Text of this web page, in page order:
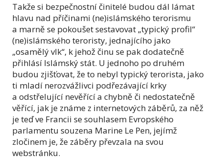
Takže si bezpečnostní činitelé budou dál lámat
hlavu nad příčinami (ne)islámského terorismu
a marně se pokoušet sestavovat „typický profil“
(ne)islámského teroristy, jednajícího jako
„osamělý vlk“, k jehož činu se pak dodatečně
přihlásí Islámský stát. U jednoho po druhém
budou zjišťovat, že to nebyl typický terorista, jako
ti mladí nerozvážlivci podřezávající krky
a odstřelující nevěřící a chybně či nedostatečně
věřící, jak je známe z internetových záběrů, za něž
je teď ve Francii se souhlasem Evropského
parlamentu souzena Marine Le Pen, jejímž
zločinem je, že záběry převzala na svou
webstránku.